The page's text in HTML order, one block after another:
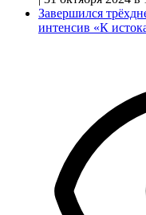
Завершился
интенсив «К